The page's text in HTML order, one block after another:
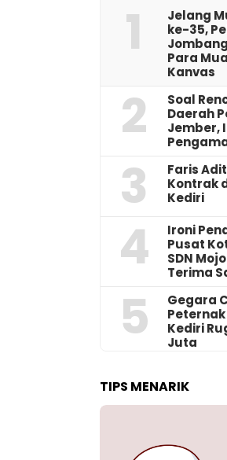
1
Jelang
ke-35,
Para
Kanvas
2
‎Soal
Daerah
Jember,
3
Faris
Kontrak
Kediri
4
Ironi
Pusat
SDN
Terima
5
‎Gegara
Kediri
Juta
TIPS MENARIK